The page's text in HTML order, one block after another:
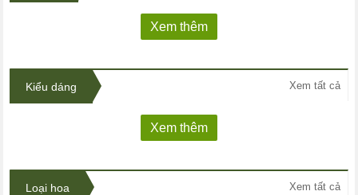
Xem thêm
Kiểu dáng Xem tất cả
Xem thêm
Loại hoa Xem tất cả